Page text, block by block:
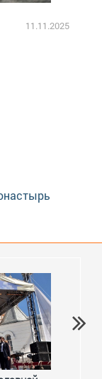
11.11.2025